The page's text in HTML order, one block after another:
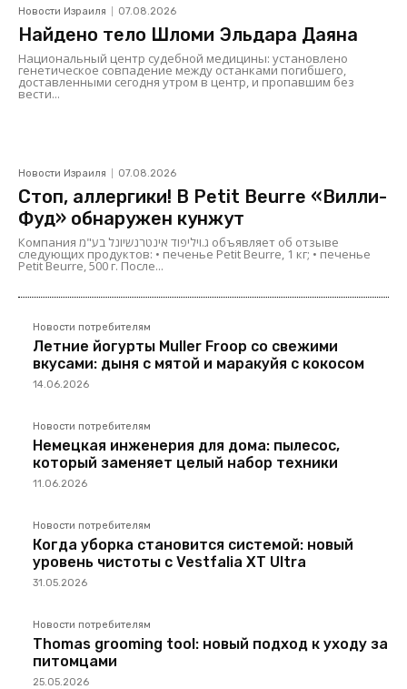
Новости Израиля 07.08.2026
Найдено тело Шломи Эльдара Даяна
Национальный центр судебной медицины: установлено
генетическое совпадение между останками погибшего,
доставленными сегодня утром в центр, и пропавшим без
вести...
Новости Израиля 07.08.2026
Стоп, аллергики! В Petit Beurre «Вилли-
Фуд» обнаружен кунжут
Компания ג.ויליפוד אינטרנשיונל בע"מ объявляет об отзыве
следующих продуктов: • печенье Petit Beurre, 1 кг; • печенье
Petit Beurre, 500 г. После...
Новости потребителям
Летние йогурты Muller Froop со свежими
вкусами: дыня с мятой и маракуйя с кокосом
14.06.2026
Новости потребителям
Немецкая инженерия для дома: пылесос,
который заменяет целый набор техники
11.06.2026
Новости потребителям
Когда уборка становится системой: новый
уровень чистоты с Vestfalia XT Ultra
31.05.2026
Новости потребителям
Thomas grooming tool: новый подход к уходу за
питомцами
25.05.2026